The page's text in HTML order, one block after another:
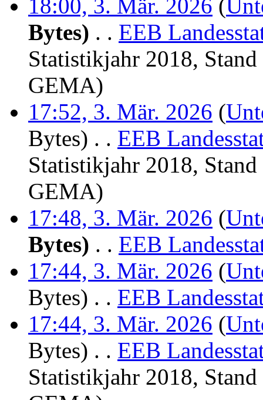
18:00, 3. Mär. 2026 (
Bytes) . . EEB
Statistikjahr 2018,
GEMA)
17:52, 3. Mär. 2026 (
Bytes) . . EEB
Statistikjahr 2018,
GEMA)
17:48, 3. Mär. 2026 (
Bytes) . . EEB
17:44, 3. Mär. 2026 (
Bytes) . . EEB
17:44, 3. Mär. 2026 (
Bytes) . . EEB
Statistikjahr 2018,